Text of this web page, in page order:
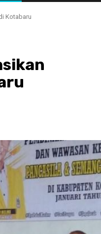
Kotabaru